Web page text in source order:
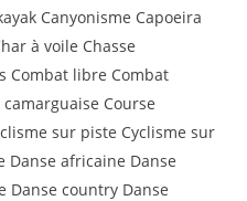
Canyonisme Capoeira
à voile Chasse
Combat libre Combat
Course
sur piste Cyclisme sur
Danse africaine Danse
Danse country Danse